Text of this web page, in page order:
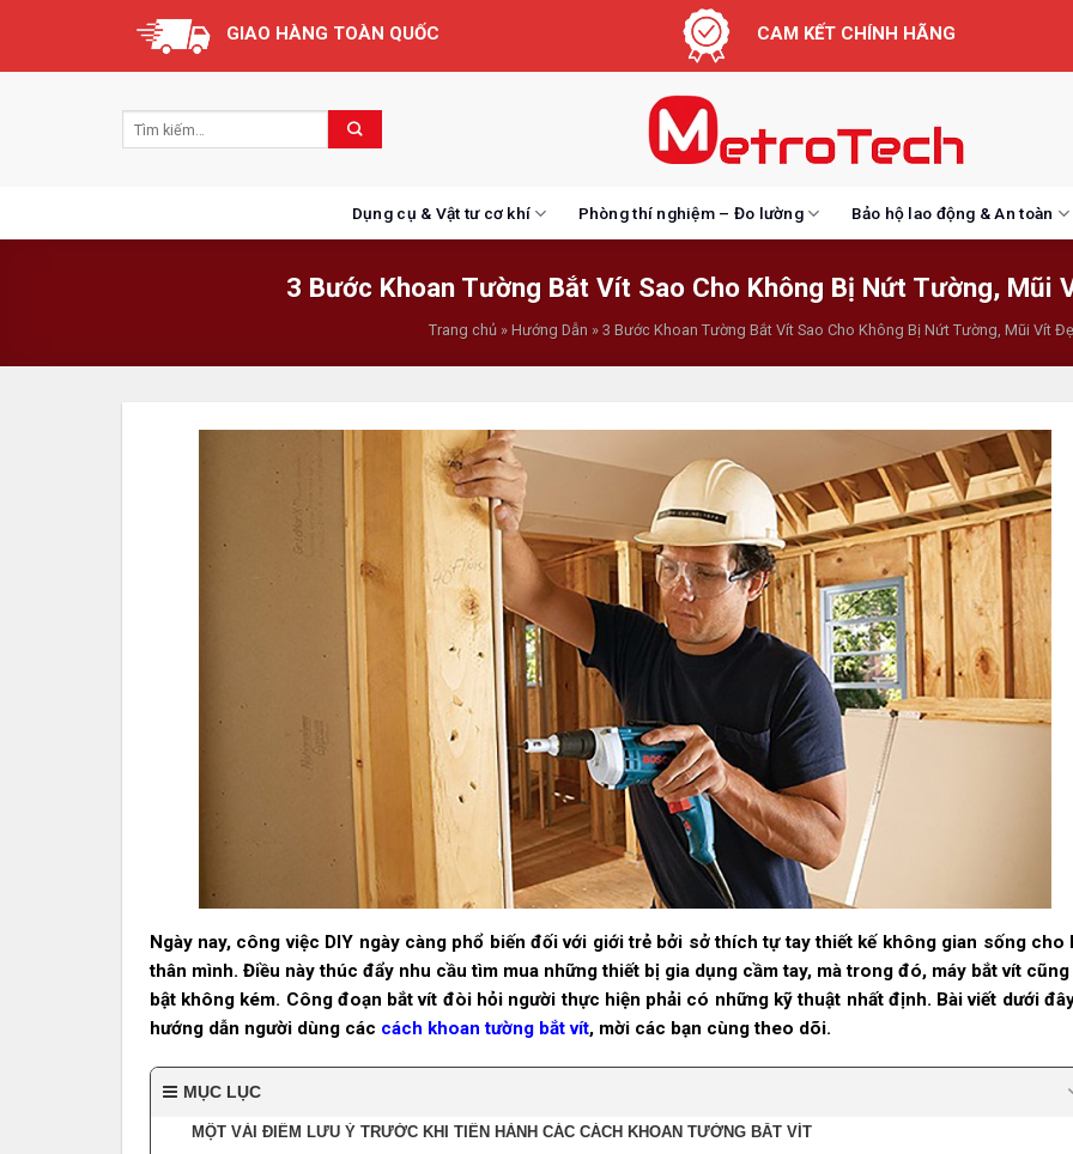
content
GIAO HÀNG TOÀN QUỐC CAM KẾT CHÍNH HÃNG
Dụng cụ & Vật tư cơ khí Phòng thí nghiệm – Đo lường Bảo hộ lao động & An toàn
3 Bước Khoan Tường Bắt Vít Sao Cho Không Bị Nứt Tường, Mũi
Trang chủ» Hướng Dẫn » 3 Bước Khoan Tường Bắt Vít Sao Cho Không Bị Nứt Tường, Mũi Vít
Ngày nay, công việc DIY ngày càng phổ biến đối với giới trẻ bởi sở thích tự tay thiết kế không gian sống cho
thân mình. Điều này thúc đẩy nhu cầu tìm mua những thiết bị gia dụng cầm tay, mà trong đó, máy bắt vít
bật không kém. Công đoạn bắt vít đòi hỏi người thực hiện phải có những kỹ thuật nhất định. Bài viết dưới
hướng dẫn người dùng các cách khoan tường bắt vít, mời các bạn cùng theo dõi.
MỤC LỤC
MỘT VÀI ĐIỂM LƯU Ý TRƯỚC KHI TIẾN HÀNH CÁC CÁCH KHOAN TƯỜNG BẮT VÍT